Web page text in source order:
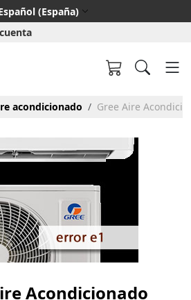
(España)
acondicionado Gree Aire
Acondicionado